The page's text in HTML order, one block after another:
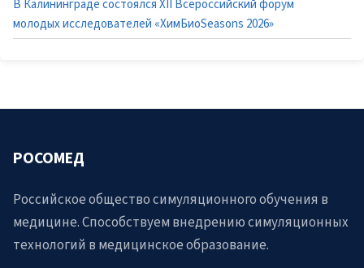
В Калининграде состоялся XII Всероссийский форум
молодых исследователей «ХимБиоSeasons 2026»
РОСОМЕД
Российское общество симуляционного обучения в
медицине. Способствуем внедрению симуляционных
технологий в медицинское образование.